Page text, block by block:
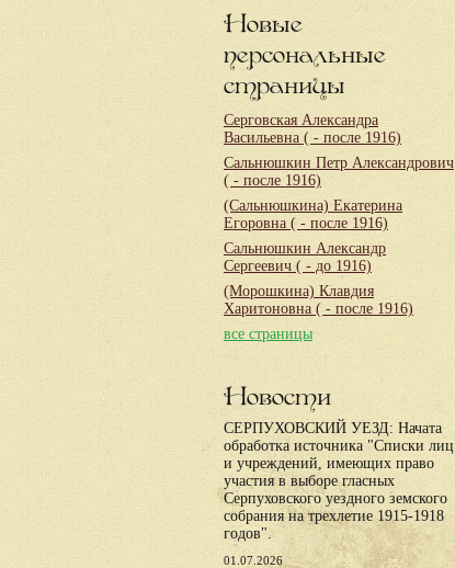
Новые
персональные
страницы
Серговская Александра
Васильевна ( - после 1916)
Сальнюшкин Петр Александрович
( - после 1916)
(Сальнюшкина) Екатерина
Егоровна ( - после 1916)
Сальнюшкин Александр
Сергеевич ( - до 1916)
(Морошкина) Клавдия
Харитоновна ( - после 1916)
все страницы
Новости
СЕРПУХОВСКИЙ УЕЗД: Начата
обработка источника "Списки лиц
и учреждений, имеющих право
участия в выборе гласных
Серпуховского уездного земского
собрания на трехлетие 1915-1918
годов".
01.07.2026